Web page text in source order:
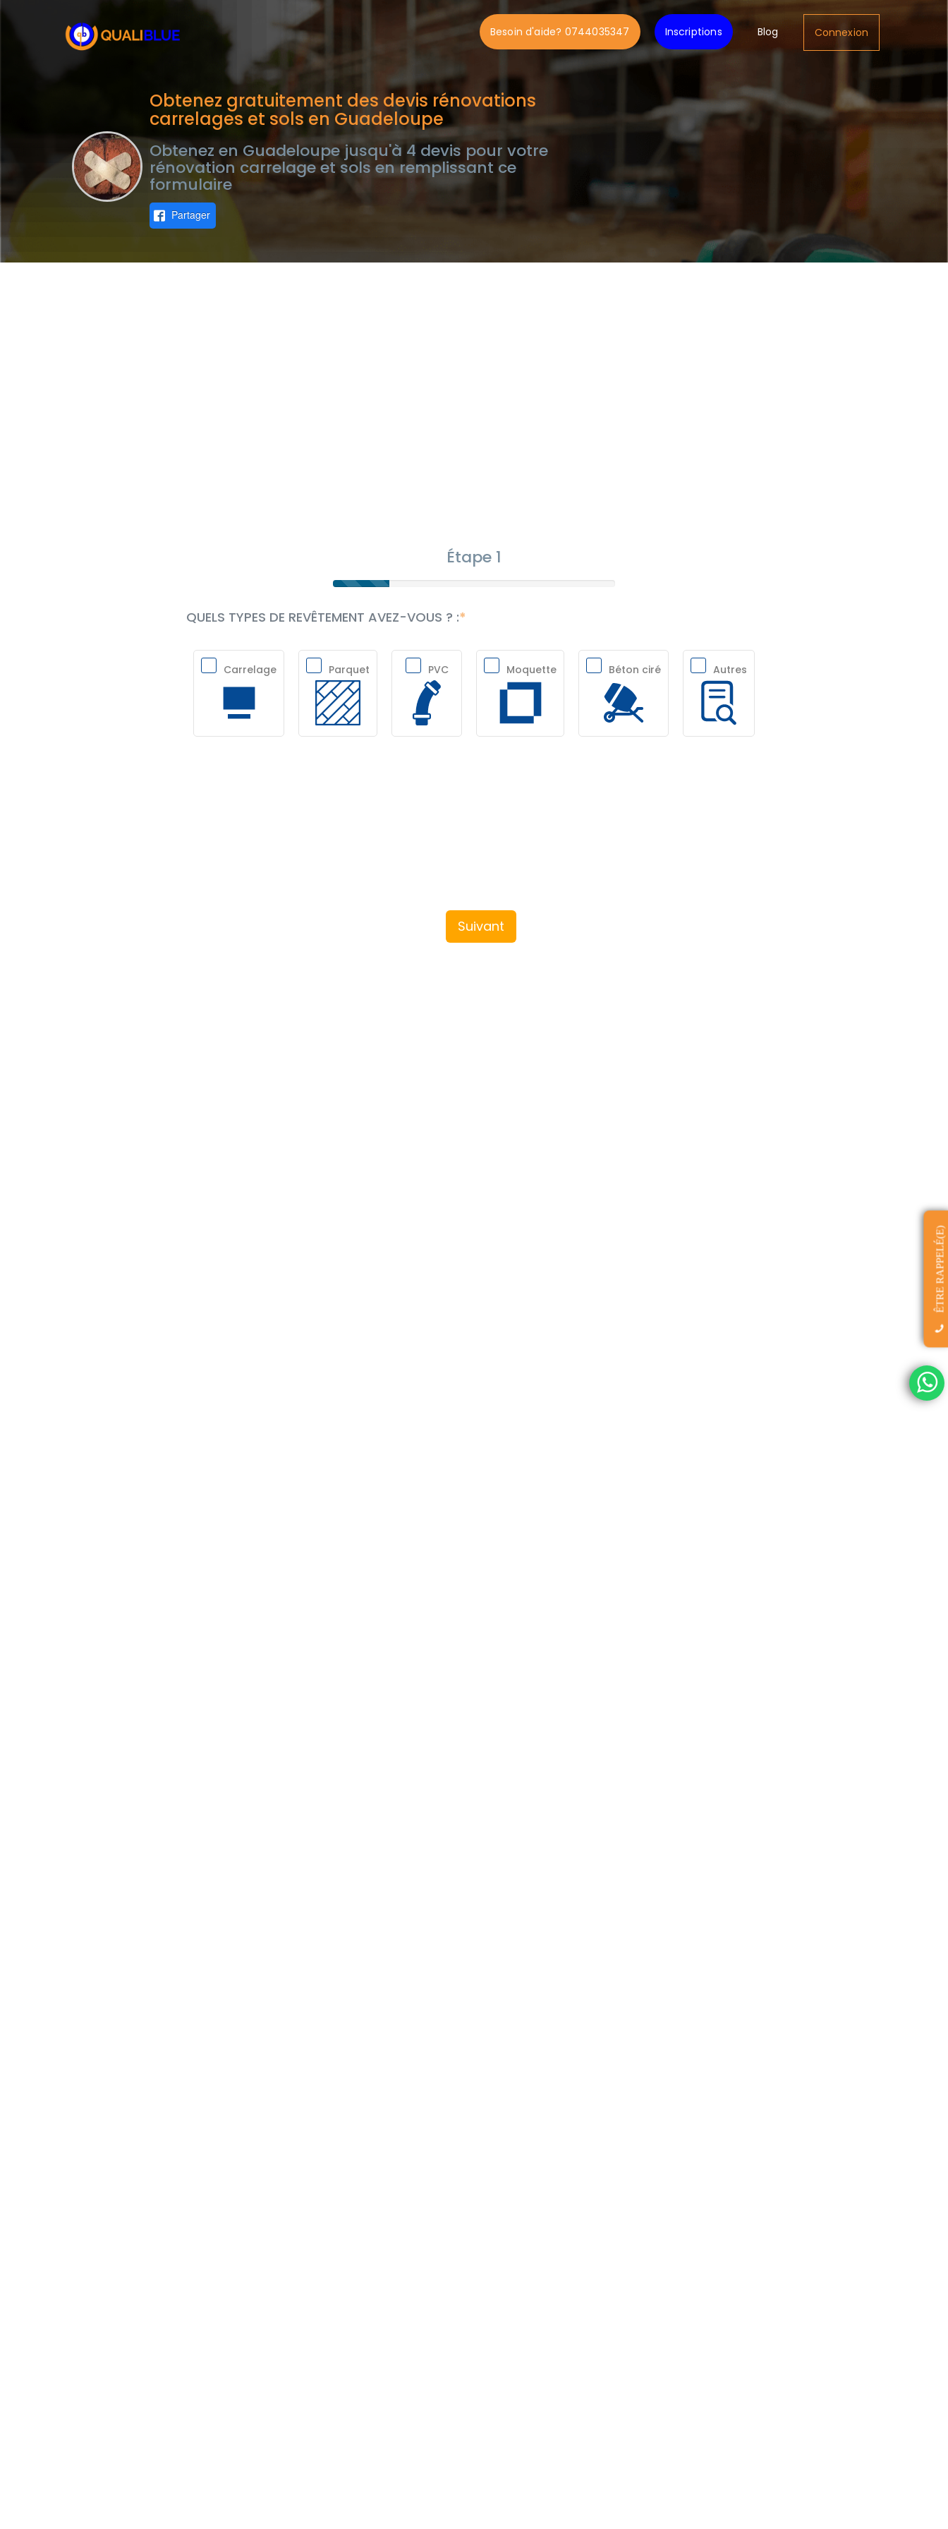
Besoin d'aide? 0744035347 Inscriptions Blog Connexion
Obtenez gratuitement des devis rénovations
carrelages et sols en Guadeloupe
Obtenez en Guadeloupe jusqu'à 4 devis pour votre
rénovation carrelage et sols en remplissant ce
formulaire
Partager
Étape 1
QUELS TYPES DE REVÊTEMENT AVEZ-VOUS ? :
Carrelage Parquet PVC Moquette Béton ciré Autres
Suivant
ÊTRE RAPPELÉ(E)